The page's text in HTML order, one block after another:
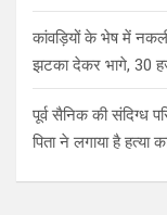
कांवड़ियों के भेष में
झटका देकर भागे, 30
पूर्व सैनिक की संदिग्ध
पिता ने लगाया है हत्या